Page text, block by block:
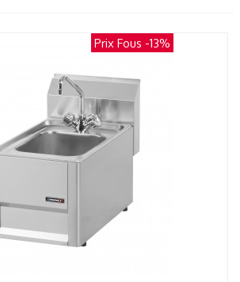
Prix Fous -13%